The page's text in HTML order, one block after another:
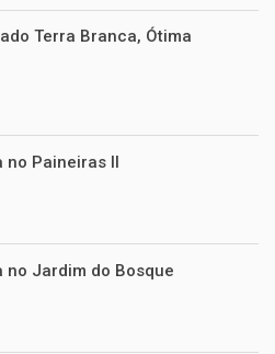
Terra Branca, Ótima
no Paineiras II
no Jardim do Bosque